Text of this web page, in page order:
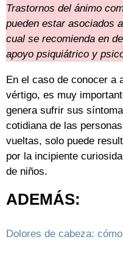
Trastornos del ánimo
pueden estar asociados
cual se recomienda en
apoyo psiquiátrico y
En el caso de conocer a
vértigo, es muy
genera sufrir sus
cotidiana de las
vueltas, solo puede
por la incipiente
de niños.
ADEMÁS:
Dolores de cabeza: